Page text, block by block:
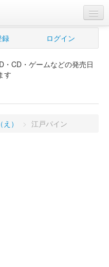
録 ログイン
・CD・ゲームなどの発売日
す
） > 江戸パイン